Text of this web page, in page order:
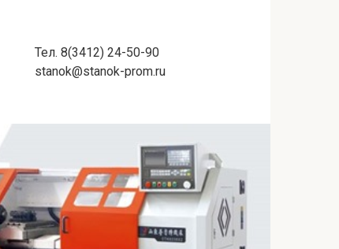
Тел. 8(3412) 24-50-90
stanok@stanok-prom.ru